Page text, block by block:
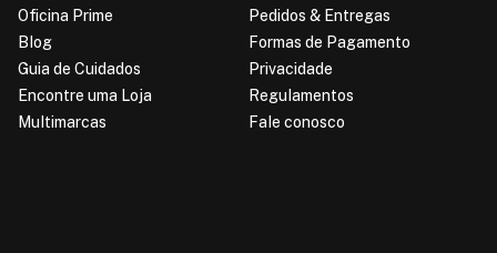
Oficina Prime
Blog
Guia de Cuidados
Encontre uma Loja
Multimarcas
Pedidos & Entregas
Formas de Pagamento
Privacidade
Regulamentos
Fale conosco